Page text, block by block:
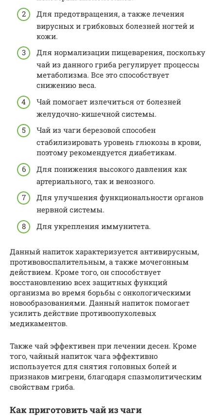
Для предотвращения, а также лечения
вирусных и грибковых болезней ногтей и
кожи.
Для нормализации пищеварения, поскольку
чай из данного гриба регулирует процессы
метаболизма. Все это способствует
снижению веса.
Чай помогает излечиться от болезней
желудочно-кишечной системы.
Чай из чаги березовой способен
стабилизировать уровень глюкозы в крови,
поэтому рекомендуется диабетикам.
Для понижения высокого давления как
артериального, так и венозного.
Для улучшения функциональности органов
нервной системы.
Для укрепления иммунитета.
Данный напиток характеризуется антивирусным,
противовоспалительным, а также мочегонным
действием. Кроме того, он способствует
восстановлению всех защитных функций
организма во время борьбы с онкологическими
новообразованиями. Данный напиток помогает
усилить действие противоопухолевых
медикаментов.
Также чай эффективен при лечении десен. Кроме
того, чайный напиток чага эффективно
используется для снятия головных болей и
признаков мигрени, благодаря спазмолитическим
свойствам гриба.
Как приготовить чай из чаги